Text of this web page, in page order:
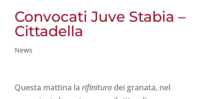
Convocati Juve Stabia –
Cittadella
News
Questa mattina la rifinitura dei granata, nel